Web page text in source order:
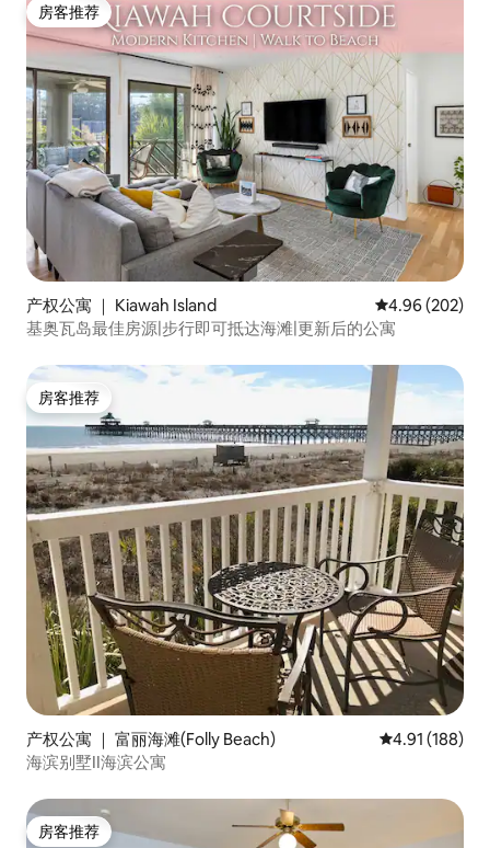
房客推荐
房客推荐
产权公寓 ｜ Kiawah Island 平均评分 4.96
4.96 (202)
基奥瓦岛最佳房源|步行即可抵达海滩|更新后的公寓
房客推荐
房客推荐
产权公寓 ｜ 富丽海滩(Folly Beach) 平均评分 4.91
4.91 (188)
海滨别墅II海滨公寓
房客推荐
房客推荐